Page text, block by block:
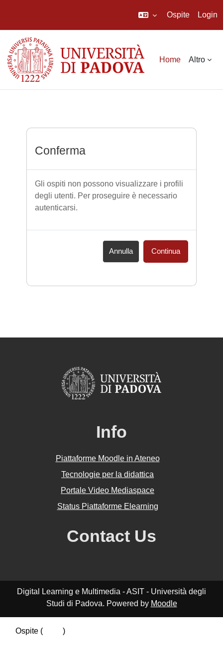
Ospite Login
Home Altro
Conferma
Gli ospiti non possono visualizzare i profili
degli utenti. Per proseguire è necessario
autenticarsi.
Annulla Continua
Info
Piattaforme Moodle in Ateneo
Tecnologie per la didattica
Portale Video Mediaspace
Status Piattaforme Elearning
Contact Us
Digital Learning e Multimedia - ASIT - Università degli
Studi di Padova. Powered by Moodle
Ospite (
)